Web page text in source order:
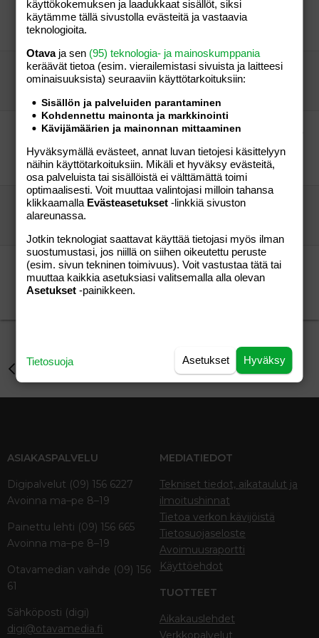
Zeolite -kuivaus tiskarissa
"ninni" Aihe vapaa
3
vierailija
Pyörän lastenistuin tarakkaan?
Laurie Perhe-elämä
Ajattelimme pitää ristiäiset ja vihkimisen kotona,
Yhden äiti
Aihe vapaa
2
Aihe vapaa
11.07.2011
"VIERAS"
Reuma ja raskaus
kinsey Perhe-elämä
Vinkkejä, kannustimia lapsen lukemaan
opettelussa
Huolipuoli Aihe vapaa
Perhe-elämä
ASIAKASPALVELU
Digipalvelut (09) 156 6227
Avoinna ma–pe 8–19
Painettu lehti (09) 156 665
Avoinna ma–pe 8–19
Otavamedian vaihde (09) 156
61
Sähköposti (digi)
digi@otavamedia.fi
MEDIATIEDOT
Tekniset tiedot, aikataulut ja
ilmoitushinnat
Tietoa verkon kävijöistä
Tietosuojaseloste
Avoimuusraportti
Käyttöehdot
TUOTTEET
Aikakauslehdet
Verkkopalvelut
käyttökokemuksen ja laadukkaat sisällöt, siksi
käytämme tällä sivustolla evästeitä ja vastaavia
teknologioita.
Otavaja sen (95) teknologia- ja mainoskumppania
keräävät tietoa (esim. vierailemis­tasi sivuista ja laitteesi
ominaisuuk­sista) seuraaviin käyttötarkoituksiin:
Sisällön ja palveluiden parantaminen
Kohdennettu mainonta ja markkinointi
Kävijämäärien ja mainonnan mittaaminen
Hyväksymällä evästeet, annat luvan tietojesi käsittelyyn
näihin käyttötarkoituksiin. Mikäli et hyväksy evästeitä,
osa palveluista tai sisällöistä ei välttämättä toimi
optimaalisesti. Voit muuttaa valintojasi milloin tahansa
klikkaamalla Evästeasetukset -linkkiä sivuston
alareunassa.
Jotkin teknologiat saattavat käyttää tietojasi myös ilman
suostumustasi, jos niillä on siihen oikeutettu peruste
(esim. sivun tekninen toimivuus). Voit vastustaa tätä tai
muuttaa kaikkia asetuksiasi valitsemalla alla olevan
Asetukset -painikkeen.
Hyväksy
Asetukset
Tietosuoja